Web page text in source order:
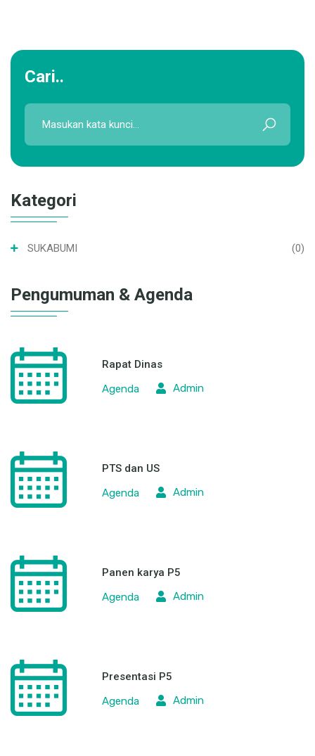
Cari..
Kategori
SUKABUMI (0)
Pengumuman & Agenda
Rapat Dinas
Agenda
Admin
PTS dan US
Agenda
Admin
Panen karya P5
Agenda
Admin
Presentasi P5
Agenda
Admin